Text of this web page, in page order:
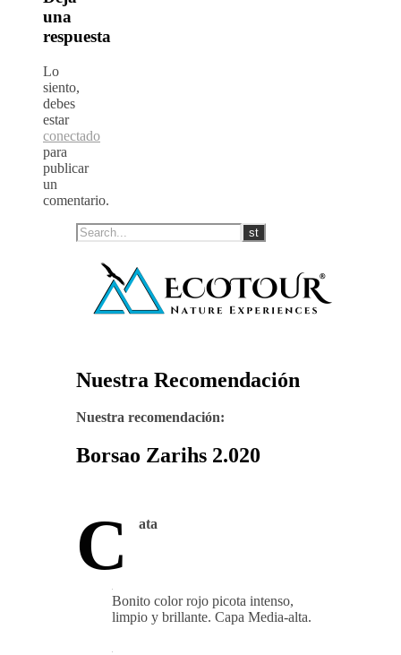
una
respuesta
Lo
siento,
debes
estar
conectado
para
publicar
un
comentario.
Nuestra Recomendación
Nuestra recomendación:
Borsao Zarihs 2.020
C ata
Bonito color rojo picota intenso,
limpio y brillante. Capa Media-alta.